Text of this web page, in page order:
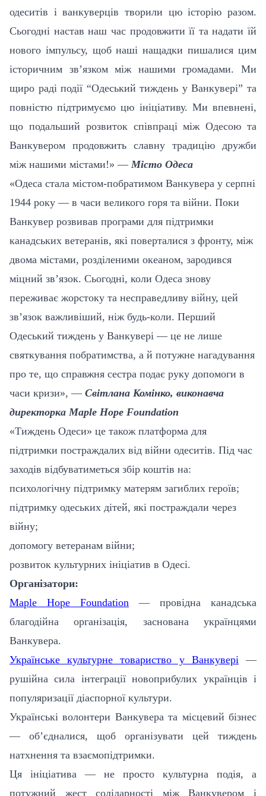
одеситів і ванкуверців творили цю історію разом.
Сьогодні настав наш час продовжити її та надати їй
нового імпульсу, щоб наші нащадки пишалися цим
історичним зв’язком між нашими громадами. Ми
щиро раді події “Одеський тиждень у Ванкувері” та
повністю підтримуємо цю ініціативу. Ми впевнені,
що подальший розвиток співпраці між Одесою та
Ванкувером продовжить славну традицію дружби
між нашими містами!» — Місто Одеса
«Одеса стала містом-побратимом Ванкувера у серпні
1944 року — в часи великого горя та війни. Поки
Ванкувер розвивав програми для підтримки
канадських ветеранів, які поверталися з фронту, між
двома містами, розділеними океаном, зародився
міцний зв’язок. Сьогодні, коли Одеса знову
переживає жорстоку та несправедливу війну, цей
зв’язок важливіший, ніж будь-коли. Перший
Одеський тиждень у Ванкувері — це не лише
святкування побратимства, а й потужне нагадування
про те, що справжня сестра подає руку допомоги в
часи кризи», — Світлана Комінко, виконавча
директорка Maple Hope Foundation
«Тиждень Одеси» це також платформа для
підтримки постраждалих від війни одеситів. Під час
заходів відбуватиметься збір коштів на:
психологічну підтримку матерям загиблих героїв;
підтримку одеських дітей, які постраждали через
війну;
допомогу ветеранам війни;
розвиток культурних ініціатив в Одесі.
Організатори:
Maple Hope Foundation — провідна канадська
благодійна організація, заснована українцями
Ванкувера.
Українське культурне товариство у Ванкувері—
рушійна сила інтеграції новоприбулих українців і
популяризації діаспорної культури.
Українські волонтери Ванкувера та місцевий бізнес
— об’єдналися, щоб організувати цей тиждень
натхнення та взаємопідтримки.
Ця ініціатива — не просто культурна подія, а
потужний жест солідарності між Ванкувером і